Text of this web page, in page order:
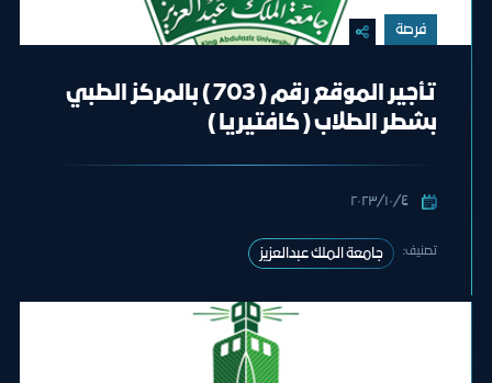
فرصة
تأجير الموقع رقم ( 703 ) بالمركز الطبي
بشطر الطلاب ( كافتيريا )
٤‏/١٠‏/٢٠٢٣
تصنيف: جامعة الملك عبدالعزيز